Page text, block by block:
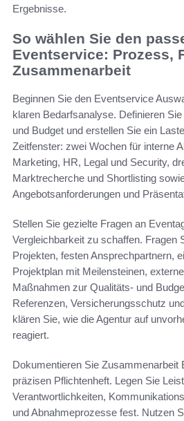
Ergebnisse.
So wählen Sie den
Eventservice: Prozess,
Zusammenarbeit
Beginnen Sie den Eventservice
klaren Bedarfsanalyse. Definieren
und Budget und erstellen Sie ein
Zeitfenster: zwei Wochen für interne
Marketing, HR, Legal und Security,
Marktrecherche und Shortlisting
Angebotsanforderungen und
Stellen Sie gezielte Fragen an
Vergleichbarkeit zu schaffen. Fragen
Projekten, festen Ansprechpartnern,
Projektplan mit Meilensteinen,
Maßnahmen zur Qualitäts- und
Referenzen, Versicherungsschutz
klären Sie, wie die Agentur auf
reagiert.
Dokumentieren Sie Zusammenarbeit
präzisen Pflichtenheft. Legen Sie
Verantwortlichkeiten,
und Abnahmeprozesse fest. Nutzen